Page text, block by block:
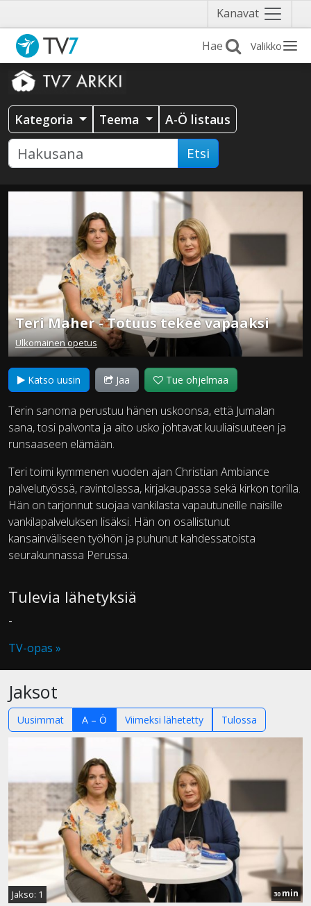
Kanavat Näytä
valikko
Valikko
Kategoria Teema A-Ö listaus
Etsi
Teri Maher - Totuus tekee vapaaksi
Ulkomainen opetus
Katso uusin Jaa Tue ohjelmaa
Terin sanoma perustuu hänen uskoonsa, että Jumalan
sana, tosi palvonta ja aito usko johtavat kuuliaisuuteen ja
runsaaseen elämään.
Teri toimi kymmenen vuoden ajan Christian Ambiance
palvelutyössä, ravintolassa, kirjakaupassa sekä kirkon torilla.
Hän on tarjonnut suojaa vankilasta vapautuneille naisille
vankilapalveluksen lisäksi. Hän on osallistunut
kansainväliseen työhön ja puhunut kahdessatoista
seurakunnassa Perussa.
Tulevia lähetyksiä
-
TV-opas »
Jaksot
Uusimmat A – Ö Viimeksi lähetetty Tulossa
Jakso: 1 30 min